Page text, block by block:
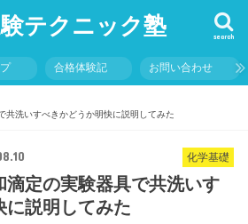
テクニック塾 search
合格体験記 お問い合わせ
共洗いすべきかどうか明快に説明してみた
化学基礎
滴定の実験器具で共洗いす
に説明してみた